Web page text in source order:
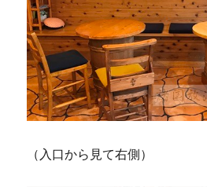
（入口から見て右側）